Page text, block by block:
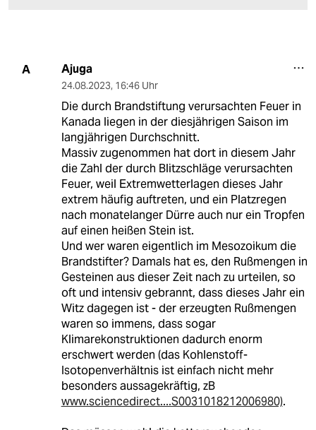
A Ajuga
24.08.2023, 16:46 Uhr
Die durch Brandstiftung verursachten Feuer in
Kanada liegen in der diesjährigen Saison im
langjährigen Durchschnitt.
Massiv zugenommen hat dort in diesem Jahr
die Zahl der durch Blitzschläge verursachten
Feuer, weil Extremwetterlagen dieses Jahr
extrem häufig auftreten, und ein Platzregen
nach monatelanger Dürre auch nur ein Tropfen
auf einen heißen Stein ist.
Und wer waren eigentlich im Mesozoikum die
Brandstifter? Damals hat es, den Rußmengen in
Gesteinen aus dieser Zeit nach zu urteilen, so
oft und intensiv gebrannt, dass dieses Jahr ein
Witz dagegen ist - der erzeugten Rußmengen
waren so immens, dass sogar
Klimarekonstruktionen dadurch enorm
erschwert werden (das Kohlenstoff-
Isotopenverhältnis ist einfach nicht mehr
besonders aussagekräftig, zB
www.sciencedirect....S0031018212006980).